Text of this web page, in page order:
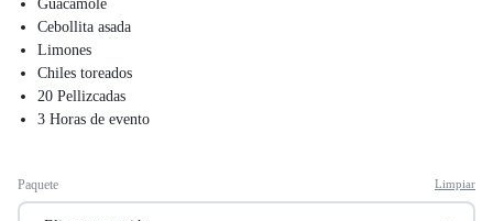
Guacamole
Cebollita asada
Limones
Chiles toreados
20 Pellizcadas
3 Horas de evento
Paquete Limpiar